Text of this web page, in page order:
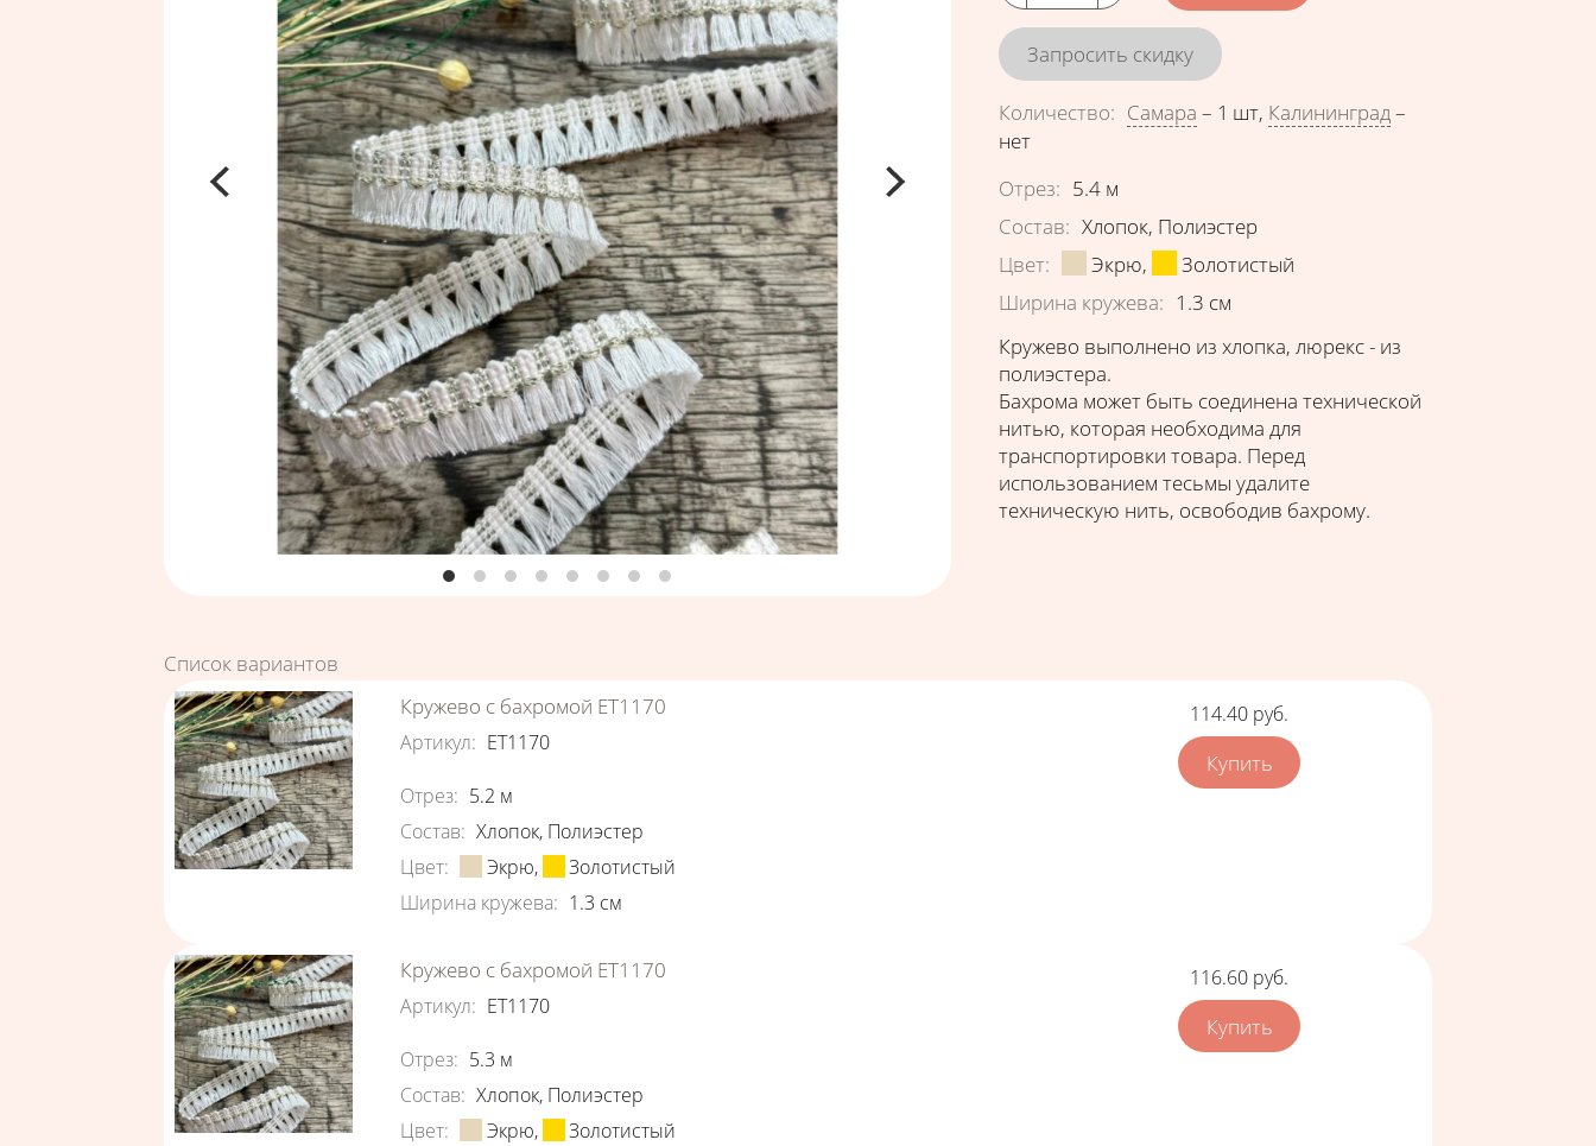
Запросить скидку
Количество: Самара – 1 шт, Калининград–
нет
Характеристики
Отрез: 5.4 м
Состав: Хлопок, Полиэстер
Цвет: Экрю,
Золотистый
Ширина кружева: 1.3 см
Кружево выполнено из хлопка, люрекс - из
полиэстера.
Бахрома может быть соединена технической
нитью, которая необходима для
транспортировки товара. Перед
использованием тесьмы удалите
техническую нить, освободив бахрому.
Список вариантов
Кружево с бахромой ЕТ1170
Артикул: ЕТ1170
Характеристики
Отрез: 5.2 м
Состав: Хлопок, Полиэстер
Цвет: Экрю,
Золотистый
Ширина кружева: 1.3 см
Цена
114.40 руб.
Кружево с бахромой ЕТ1170
Артикул: ЕТ1170
Характеристики
Отрез: 5.3 м
Состав: Хлопок, Полиэстер
Цвет: Экрю,
Золотистый
Цена
116.60 руб.